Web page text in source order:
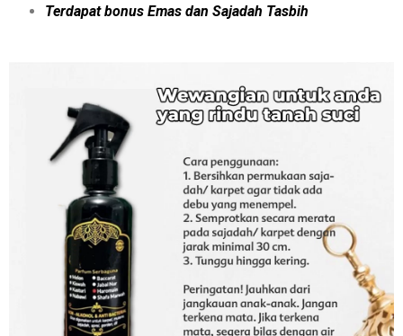
Terdapat bonus Emas dan Sajadah Tasbih